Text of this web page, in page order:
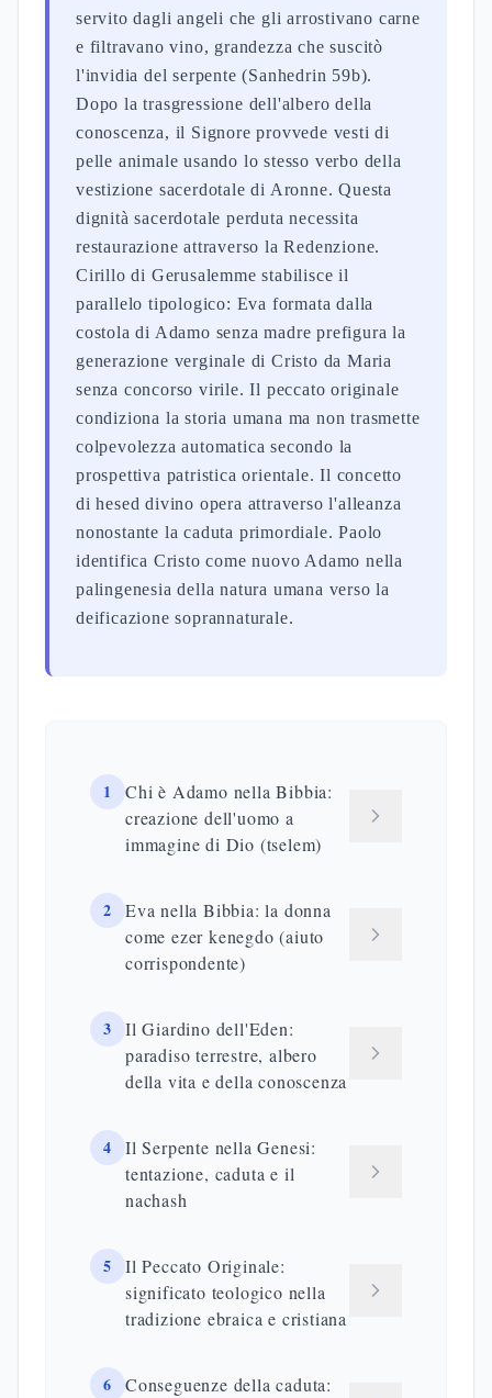
servito dagli angeli che gli arrostivano carne
e filtravano vino, grandezza che suscitò
l'invidia del serpente (Sanhedrin 59b).
Dopo la trasgressione dell'albero della
conoscenza, il Signore provvede vesti di
pelle animale usando lo stesso verbo della
vestizione sacerdotale di Aronne. Questa
dignità sacerdotale perduta necessita
restaurazione attraverso la Redenzione.
Cirillo di Gerusalemme stabilisce il
parallelo tipologico: Eva formata dalla
costola di Adamo senza madre prefigura la
generazione verginale di Cristo da Maria
senza concorso virile. Il peccato originale
condiziona la storia umana ma non trasmette
colpevolezza automatica secondo la
prospettiva patristica orientale. Il concetto
di hesed divino opera attraverso l'alleanza
nonostante la caduta primordiale. Paolo
identifica Cristo come nuovo Adamo nella
palingenesia della natura umana verso la
deificazione soprannaturale.
1
Chi è Adamo nella Bibbia:
creazione dell'uomo a
immagine di Dio (tselem)
2
Eva nella Bibbia: la donna
come ezer kenegdo (aiuto
corrispondente)
3
Il Giardino dell'Eden:
paradiso terrestre, albero
della vita e della conoscenza
4
Il Serpente nella Genesi:
tentazione, caduta e il
nachash
5
Il Peccato Originale:
significato teologico nella
tradizione ebraica e cristiana
6
Conseguenze della caduta: